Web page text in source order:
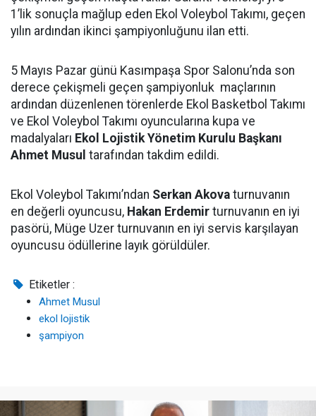
1’lik sonuçla mağlup eden Ekol Voleybol Takımı, geçen
yılın ardından ikinci şampiyonluğunu ilan etti.
5 Mayıs Pazar günü Kasımpaşa Spor Salonu’nda son
derece çekişmeli geçen şampiyonluk maçlarının
ardından düzenlenen törenlerde Ekol Basketbol Takımı
ve Ekol Voleybol Takımı oyuncularına kupa ve
madalyaları Ekol Lojistik Yönetim Kurulu Başkanı
Ahmet Musul tarafından takdim edildi.
Ekol Voleybol Takımı’ndan Serkan Akova turnuvanın
en değerli oyuncusu, Hakan Erdemir turnuvanın en iyi
pasörü, Müge Uzer turnuvanın en iyi servis karşılayan
oyuncusu ödüllerine layık görüldüler.
Etiketler :
Ahmet Musul
ekol lojistik
şampiyon